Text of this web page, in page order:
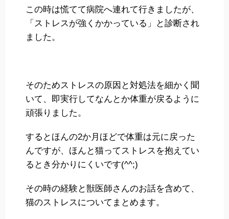
この時は慌てて病院へ連れて行きましたが、
「ストレスが強くかかっている」と診断され
ました。
そのためストレスの原因と対処法を細かく聞
いて、即実行してなんとか体重が戻るように
頑張りました。
するとほんの2か月ほどで体重は元に戻った
んですが、ほんと猫ってストレスを抱えてい
るとき分かりにくいです(^^;)
その時の経験と獣医師さんのお話を含めて、
猫のストレスについてまとめます。